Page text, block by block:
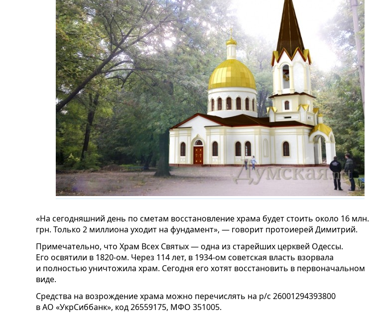
«На сегодняшний день по сметам восстановление храма будет стоить около 16 млн.
грн. Только 2 миллиона уходит на фундамент», — говорит протоиерей Димитрий.
Примечательно, что Храм Всех Святых — одна из старейших церквей Одессы.
Его освятили в 1820-ом. Через 114 лет, в 1934-ом советская власть взорвала
и полностью уничтожила храм. Сегодня его хотят восстановить в первоначальном
виде.
Средства на возрождение храма можно перечислять на р/с 26001294393800
в АО «УкрСиббанк», код 26559175, МФО 351005.